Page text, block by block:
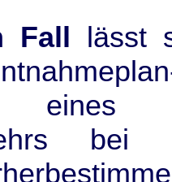
Fall lässt
eines
bei